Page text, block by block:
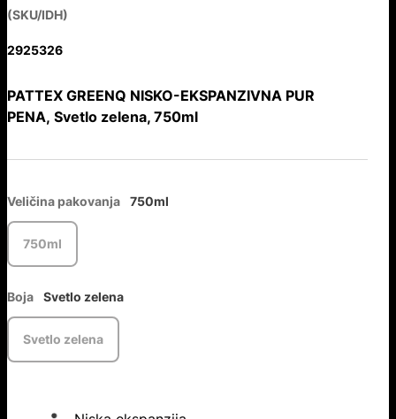
(SKU/IDH)
2925326
PATTEX GREENQ NISKO-EKSPANZIVNA PUR
PENA, Svetlo zelena, 750ml
Veličina pakovanja 750ml
750ml
Boja Svetlo zelena
Svetlo zelena